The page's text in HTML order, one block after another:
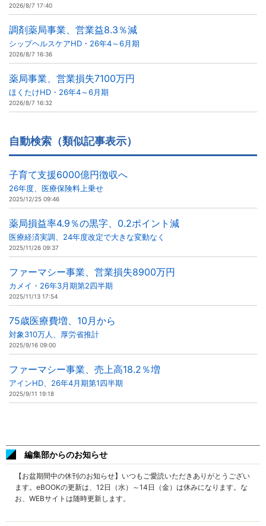
2026/8/7 17:40
調剤薬局事業、営業益8.3％減
シップヘルスケアHD・26年4～6月期
2026/8/7 16:36
薬局事業、営業損失7100万円
ほくたけHD・26年4～6月期
2026/8/7 16:32
自動検索（類似記事表示）
子育て支援6000億円徴収へ
26年度、医療保険料上乗せ
2025/12/25 09:46
薬局損益率4.9％の黒字、0.2ポイント減
医療経済実調、24年度改定で大きな変動なく
2025/11/26 09:37
ファーマシー事業、営業損失8900万円
カメイ・26年3月期第2四半期
2025/11/13 17:54
75歳医療費増、10月から
対象310万人、厚労省推計
2025/9/16 09:00
ファーマシー事業、売上高18.2％増
アインHD、26年4月期第1四半期
2025/9/11 19:18
編集部からのお知らせ
【お盆期間中の休刊のお知らせ】いつもご愛読いただきありがとうござい
ます。eBOOKの更新は、12日（水）～14日（金）は休みになります。な
お、WEBサイトは随時更新します。